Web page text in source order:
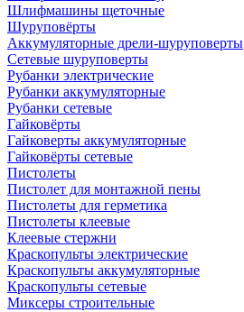
Шлифмашины щеточные
Шуруповёрты
Аккумуляторные дрели-шуруповерты
Сетевые шуруповерты
Рубанки электрические
Рубанки аккумуляторные
Рубанки сетевые
Гайковёрты
Гайковерты аккумуляторные
Гайковёрты сетевые
Пистолеты
Пистолет для монтажной пены
Пистолеты для герметика
Пистолеты клеевые
Клеевые стержни
Краскопульты электрические
Краскопульты аккумуляторные
Краскопульты сетевые
Миксеры строительные